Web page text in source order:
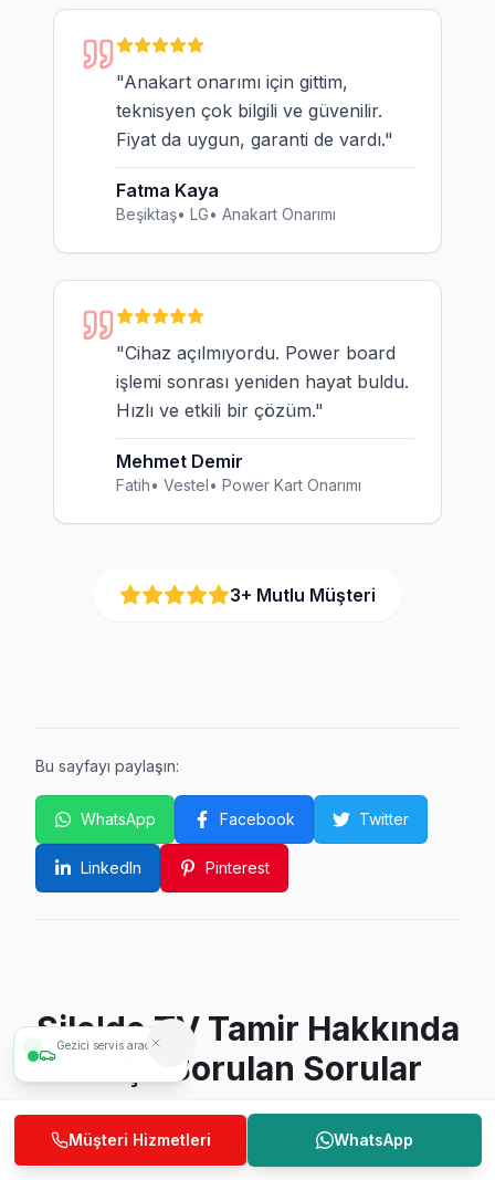
"Anakart onarımı için gittim,
teknisyen çok bilgili ve güvenilir.
Fiyat da uygun, garanti de vardı."
Fatma Kaya
Beşiktaş• LG• Anakart Onarımı
"Cihaz açılmıyordu. Power board
işlemi sonrası yeniden hayat buldu.
Hızlı ve etkili bir çözüm."
Mehmet Demir
Fatih• Vestel• Power Kart Onarımı
3+ Mutlu Müşteri
Bu sayfayı paylaşın:
WhatsApp Facebook Twitter
LinkedIn Pinterest
Şile'de TV Tamir Hakkında
Sıkça Sorulan Sorular
Şile'de TV tamir ne kadar sürer?
Gezici servis aracımız
Müşteri Hizmetleri WhatsApp